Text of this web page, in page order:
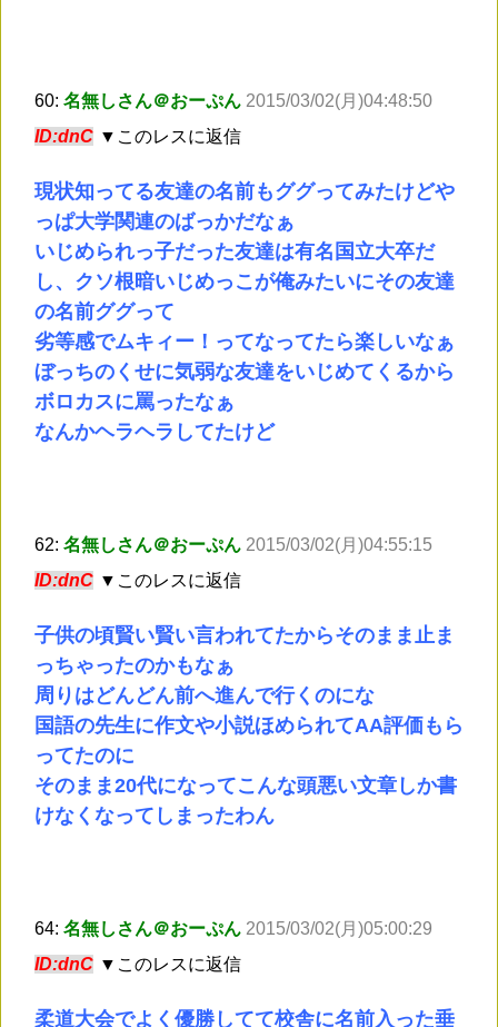
60: 名無しさん＠おーぷん 2015/03/02(月)04:48:50
ID:dnC ▼このレスに返信
現状知ってる友達の名前もググってみたけどや
っぱ大学関連のばっかだなぁ
いじめられっ子だった友達は有名国立大卒だ
し、クソ根暗いじめっこが俺みたいにその友達
の名前ググって
劣等感でムキィー！ってなってたら楽しいなぁ
ぼっちのくせに気弱な友達をいじめてくるから
ボロカスに罵ったなぁ
なんかヘラヘラしてたけど
62: 名無しさん＠おーぷん 2015/03/02(月)04:55:15
ID:dnC ▼このレスに返信
子供の頃賢い賢い言われてたからそのまま止ま
っちゃったのかもなぁ
周りはどんどん前へ進んで行くのにな
国語の先生に作文や小説ほめられてAA評価もら
ってたのに
そのまま20代になってこんな頭悪い文章しか書
けなくなってしまったわん
64: 名無しさん＠おーぷん 2015/03/02(月)05:00:29
ID:dnC ▼このレスに返信
柔道大会でよく優勝してて校舎に名前入った垂